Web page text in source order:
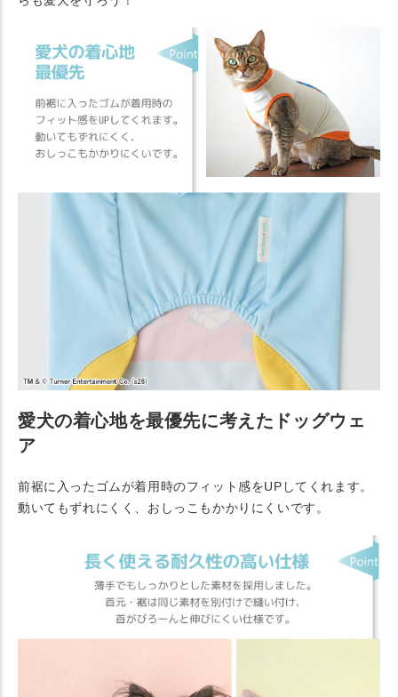
愛犬の着心地を最優先に考えたドッグウェ
ア
前裾に入ったゴムが着用時のフィット感をUPしてくれます。
動いてもずれにくく、おしっこもかかりにくいです。